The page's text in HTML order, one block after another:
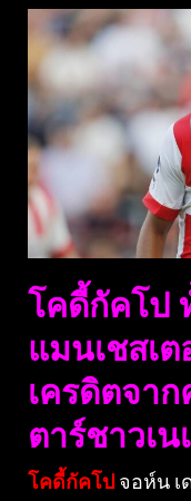
โคดี้กัคโป
แมนเชสเ
เครดิตจา
ตาร์ชาวเ
โคดี้กัคโป จอห์น เ